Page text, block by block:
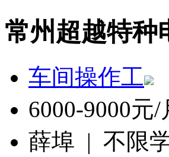
常州超越特种
车间操作工
6000-9000元/
薛埠 | 不限